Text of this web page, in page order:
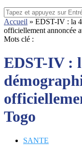
Accueil » EDST-IV : la
officiellement annoncée
Mots clé :
EDST-IV :
Togo
SANTE